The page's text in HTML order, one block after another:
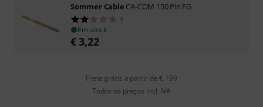
Sommer Cable CA-COM 150 Pin FG
1
Em stock
€ 3,22
Frete grátis a partir de € 199
Todos os preços incl. IVA